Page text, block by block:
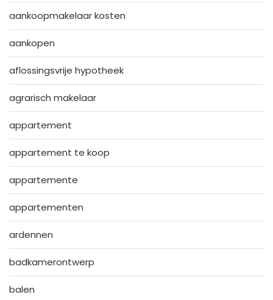
aankoopmakelaar kosten
aankopen
aflossingsvrije hypotheek
agrarisch makelaar
appartement
appartement te koop
appartemente
appartementen
ardennen
badkamerontwerp
balen